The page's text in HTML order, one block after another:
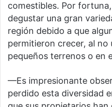
comestibles. Por
degustar una gran
región debido a que
permitieron crecer, al no
pequeños terrenos o en
—Es impresionante
perdido esta diversidad